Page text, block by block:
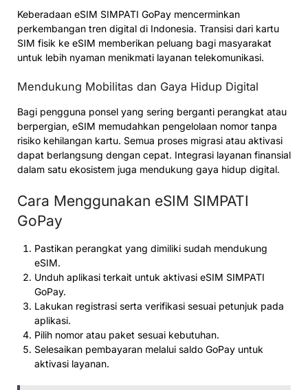
Keberadaan eSIM SIMPATI GoPay mencerminkan
perkembangan tren digital di Indonesia. Transisi dari kartu
SIM fisik ke eSIM memberikan peluang bagi masyarakat
untuk lebih nyaman menikmati layanan telekomunikasi.
Mendukung Mobilitas dan Gaya Hidup Digital
Bagi pengguna ponsel yang sering berganti perangkat atau
berpergian, eSIM memudahkan pengelolaan nomor tanpa
risiko kehilangan kartu. Semua proses migrasi atau aktivasi
dapat berlangsung dengan cepat. Integrasi layanan finansial
dalam satu ekosistem juga mendukung gaya hidup digital.
Cara Menggunakan eSIM SIMPATI
GoPay
Pastikan perangkat yang dimiliki sudah mendukung
eSIM.
Unduh aplikasi terkait untuk aktivasi eSIM SIMPATI
GoPay.
Lakukan registrasi serta verifikasi sesuai petunjuk pada
aplikasi.
Pilih nomor atau paket sesuai kebutuhan.
Selesaikan pembayaran melalui saldo GoPay untuk
aktivasi layanan.